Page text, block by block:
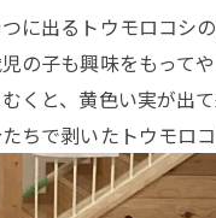
に出るトウモロコシ
児の子も興味をもって
くと、黄色い実が出
ちで剥いたトウモロ